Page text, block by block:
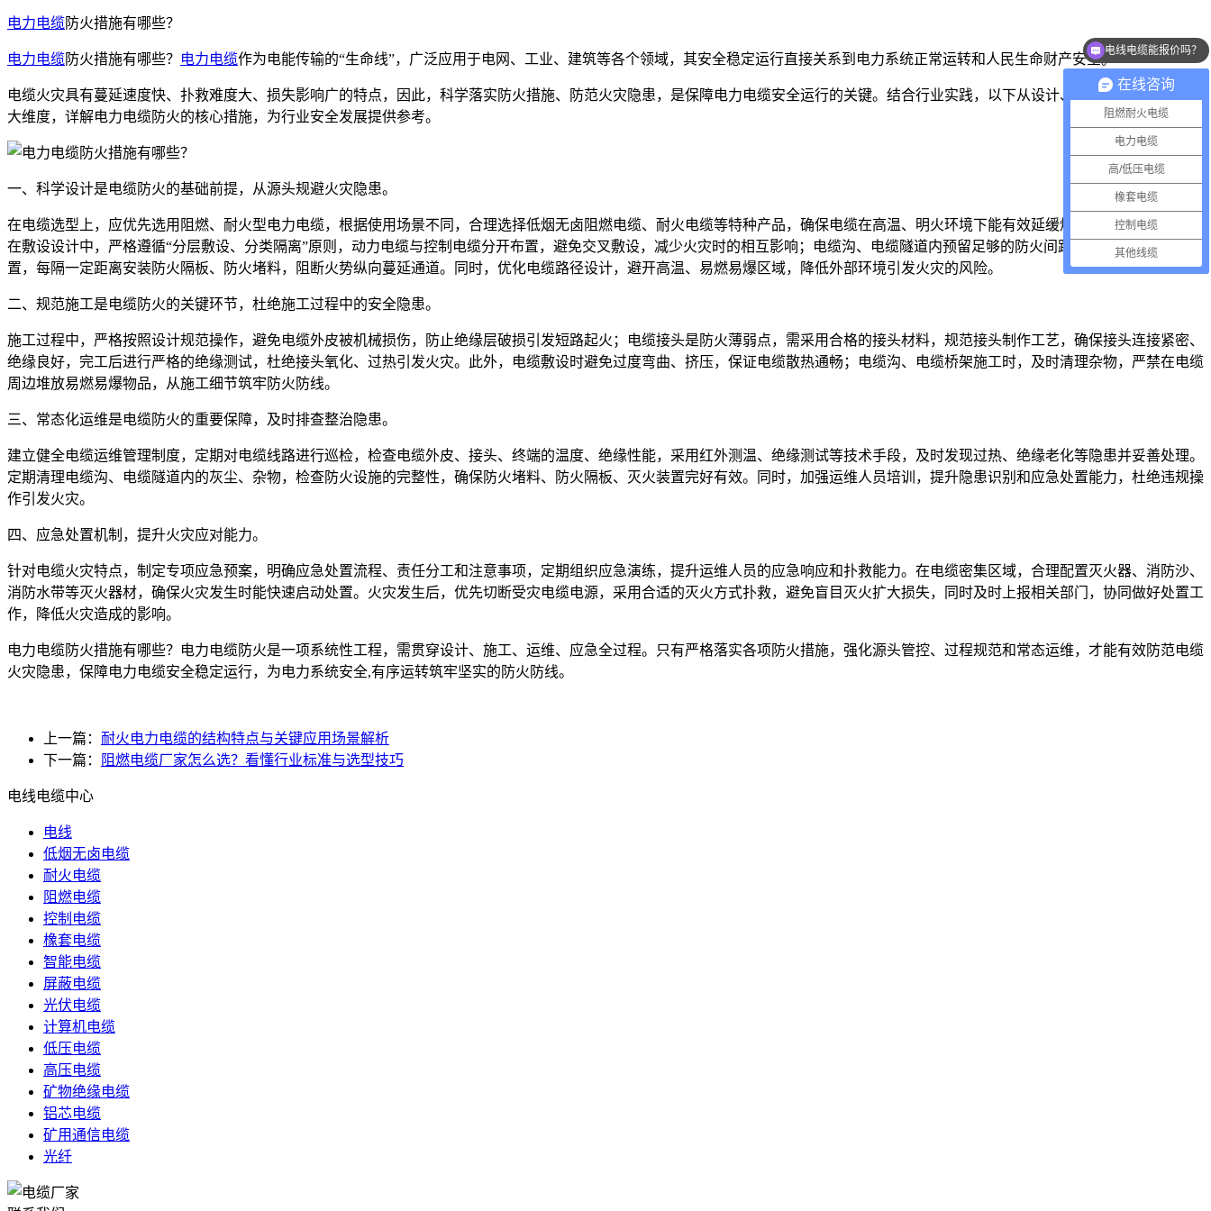
电力电缆防火措施有哪些？
电力电缆防火措施有哪些？ 电力电缆作为电能传输的“生命线”，广泛应用于电网、工业、建筑等各个领域，其安全稳定运行直接关系到电力系统正常运转和人民生命财产安全。
电缆火灾具有蔓延速度快、扑救难度大、损失影响广的特点，因此，科学落实防火措施、防范火灾隐患，是保障电力电缆安全运行的关键。结合行业实践，以下从设计、施工、运维、应急四
大维度，详解电力电缆防火的核心措施，为行业安全发展提供参考。
一、科学设计是电缆防火的基础前提，从源头规避火灾隐患。
在电缆选型上，应优先选用阻燃、耐火型电力电缆，根据使用场景不同，合理选择低烟无卤阻燃电缆、耐火电缆等特种产品，确保电缆在高温、明火环境下能有效延缓燃烧、阻止火势蔓延。
在敷设设计中，严格遵循“分层敷设、分类隔离”原则，动力电缆与控制电缆分开布置，避免交叉敷设，减少火灾时的相互影响；电缆沟、电缆隧道内预留足够的防火间距，设置防火分隔装
置，每隔一定距离安装防火隔板、防火堵料，阻断火势纵向蔓延通道。同时，优化电缆路径设计，避开高温、易燃易爆区域，降低外部环境引发火灾的风险。
二、规范施工是电缆防火的关键环节，杜绝施工过程中的安全隐患。
施工过程中，严格按照设计规范操作，避免电缆外皮被机械损伤，防止绝缘层破损引发短路起火；电缆接头是防火薄弱点，需采用合格的接头材料，规范接头制作工艺，确保接头连接紧密、
绝缘良好，完工后进行严格的绝缘测试，杜绝接头氧化、过热引发火灾。此外，电缆敷设时避免过度弯曲、挤压，保证电缆散热通畅；电缆沟、电缆桥架施工时，及时清理杂物，严禁在电缆
周边堆放易燃易爆物品，从施工细节筑牢防火防线。
三、常态化运维是电缆防火的重要保障，及时排查整治隐患。
建立健全电缆运维管理制度，定期对电缆线路进行巡检，检查电缆外皮、接头、终端的温度、绝缘性能，采用红外测温、绝缘测试等技术手段，及时发现过热、绝缘老化等隐患并妥善处理。
定期清理电缆沟、电缆隧道内的灰尘、杂物，检查防火设施的完整性，确保防火堵料、防火隔板、灭火装置完好有效。同时，加强运维人员培训，提升隐患识别和应急处置能力，杜绝违规操
作引发火灾。
四、应急处置机制，提升火灾应对能力。
针对电缆火灾特点，制定专项应急预案，明确应急处置流程、责任分工和注意事项，定期组织应急演练，提升运维人员的应急响应和扑救能力。在电缆密集区域，合理配置灭火器、消防沙、
消防水带等灭火器材，确保火灾发生时能快速启动处置。火灾发生后，优先切断受灾电缆电源，采用合适的灭火方式扑救，避免盲目灭火扩大损失，同时及时上报相关部门，协同做好处置工
作，降低火灾造成的影响。
电力电缆防火措施有哪些？电力电缆防火是一项系统性工程，需贯穿设计、施工、运维、应急全过程。只有严格落实各项防火措施，强化源头管控、过程规范和常态运维，才能有效防范电缆
火灾隐患，保障电力电缆安全稳定运行，为电力系统安全,有序运转筑牢坚实的防火防线。
上一篇： 耐火电力电缆的结构特点与关键应用场景解析
下一篇：
阻燃电缆厂家怎么选？看懂行业标准与选型技巧
电线电缆中心
电线
低烟无卤电缆
耐火电缆
阻燃电缆
控制电缆
橡套电缆
智能电缆
屏蔽电缆
光伏电缆
计算机电缆
低压电缆
高压电缆
矿物绝缘电缆
铝芯电缆
矿用通信电缆
光纤
在线咨询
阻燃耐火电缆
电力电缆
高/低压电缆
橡套电缆
控制电缆
其他线缆
电线电缆能报价吗？